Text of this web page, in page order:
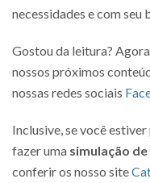
necessidades e com seu
Gostou da leitura?
nossos próximos
nossas redes sociais
Inclusive, se você estiver
fazer uma simulação
conferir os nosso site